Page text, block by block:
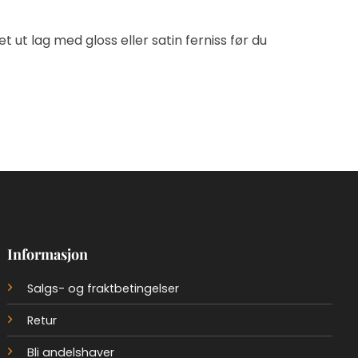
ut lag med gloss eller satin ferniss før du
Informasjon
Salgs- og fraktbetingelser
Retur
Bli andelshaver